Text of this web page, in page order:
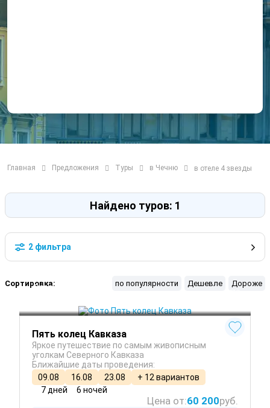
Главная Предложения Туры в Чечню в отеле 4 звезды
Найдено туров: 1
2 фильтра
Сортировка: по популярности Дешевле Дороже
Владикавказ
Пять колец Кавказа
Яркое путешествие по самым живописным
уголкам Северного Кавказа
Ближайшие даты проведения:
09.08
16.08 23.08
+ 12 вариантов
7 дней
6 ночей
Цена от:60 200руб.